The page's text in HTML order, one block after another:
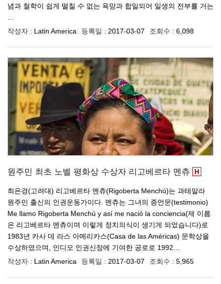
념과 철학이 쉽게 떨칠 수 없는 욕망과 합일되어 일생의 전부를 거는
작성자 : Latin America 등록일 : 2017-03-07 조회수 : 6,098
원주민 최초 노벨 평화상 수상자 리고베르타 멘츄
최은경(고려대) 리고베르타 멘츄(Rigoberta Menchú)는 과테말라
원주민 출신의 인권운동가이다. 멘츄는 그녀의 증언문(testimonio)
Me llamo Rigoberta Menchú y así me nació la conciencia(제 이름
은 리고베르타 멘츄이며 이렇게 정치의식이 생기게 되었습니다)로
1983년 카사 데 라스 아메리카스(Casa de las Américas) 문학상을
수상하였으며, 인디오 인권신장에 기여한 공로로 1992…
작성자 : Latin America 등록일 : 2017-03-07 조회수 : 5,965